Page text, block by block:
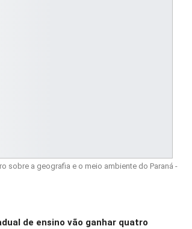
sobre a geografia e o meio ambiente do Paraná -
de ensino vão ganhar quatro